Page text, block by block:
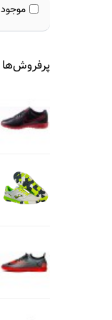
موجود
پرفروش‌ها